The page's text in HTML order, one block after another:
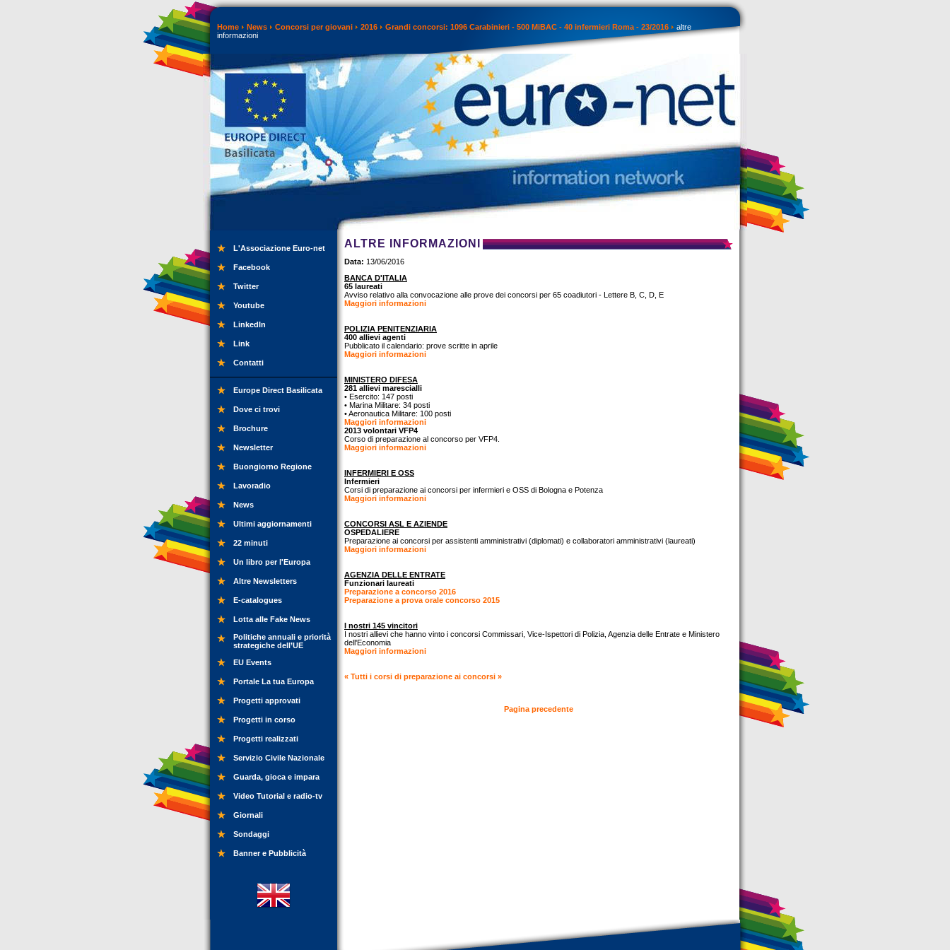
Home News Concorsi per giovani 2016 Grandi concorsi: 1096 Carabinieri - 500 MiBAC - 40 infermieri Roma - 23/2016
altre
informazioni
L'Associazione Euro-net
Facebook
Twitter
Youtube
LinkedIn
Link
Contatti
Europe Direct Basilicata
Dove ci trovi
Brochure
Newsletter
Buongiorno Regione
Lavoradio
News
Ultimi aggiornamenti
22 minuti
Un libro per l'Europa
Altre Newsletters
E-catalogues
Lotta alle Fake News
Politiche annuali e priorità
strategiche dell’UE
EU Events
Portale La tua Europa
Progetti approvati
Progetti in corso
Progetti realizzati
Servizio Civile Nazionale
Guarda, gioca e impara
Video Tutorial e radio-tv
Giornali
Sondaggi
Banner e Pubblicità
ALTRE INFORMAZIONI
Data: 13/06/2016
BANCA D'ITALIA
65 laureati
Avviso relativo alla convocazione alle prove dei concorsi per 65 coadiutori - Lettere B, C, D, E
Maggiori informazioni
POLIZIA PENITENZIARIA
400 allievi agenti
Pubblicato il calendario: prove scritte in aprile
Maggiori informazioni
MINISTERO DIFESA
281 allievi marescialli
• Esercito: 147 posti
• Marina Militare: 34 posti
• Aeronautica Militare: 100 posti
Maggiori informazioni
2013 volontari VFP4
Corso di preparazione al concorso per VFP4.
Maggiori informazioni
INFERMIERI E OSS
Infermieri
Corsi di preparazione ai concorsi per infermieri e OSS di Bologna e Potenza
Maggiori informazioni
CONCORSI ASL E AZIENDE
OSPEDALIERE
Preparazione ai concorsi per assistenti amministrativi (diplomati) e collaboratori amministrativi (laureati)
Maggiori informazioni
AGENZIA DELLE ENTRATE
Funzionari laureati
Preparazione a concorso 2016
Preparazione a prova orale concorso 2015
I nostri 145 vincitori
I nostri allievi che hanno vinto i concorsi Commissari, Vice-Ispettori di Polizia, Agenzia delle Entrate e Ministero
dell'Economia
Maggiori informazioni
« Tutti i corsi di preparazione ai concorsi »
Pagina precedente